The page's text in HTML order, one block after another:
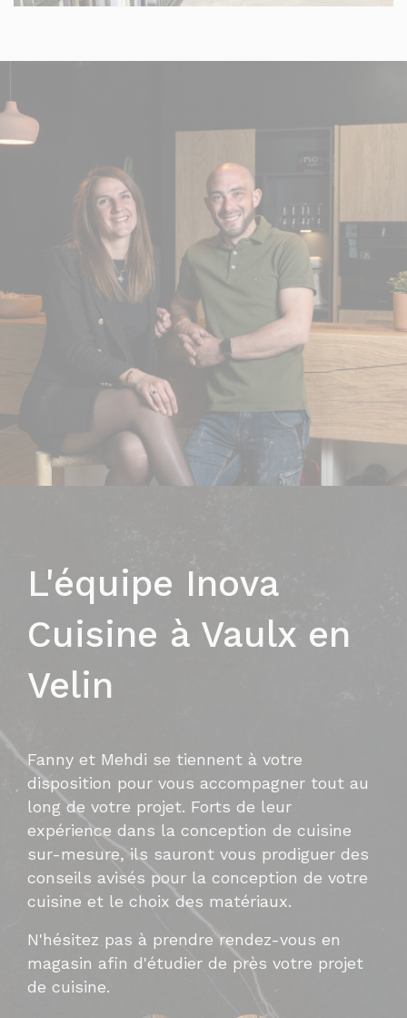
L'équipe Inova
Cuisine à Vaulx en
Velin
Fanny et Mehdi se tiennent à votre
disposition pour vous accompagner tout au
long de votre projet. Forts de leur
expérience dans la conception de cuisine
sur-mesure, ils sauront vous prodiguer des
conseils avisés pour la conception de votre
cuisine et le choix des matériaux.
N'hésitez pas à prendre rendez-vous en
magasin afin d'étudier de près votre projet
de cuisine.